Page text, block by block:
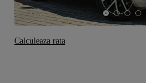
Calculeaza rata